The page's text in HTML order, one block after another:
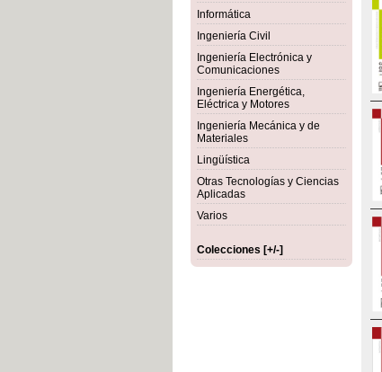
Informática
Ingeniería Civil
Ingeniería Electrónica y
Comunicaciones
Ingeniería Energética,
Eléctrica y Motores
Ingeniería Mecánica y de
Materiales
Lingüística
Otras Tecnologías y Ciencias
Aplicadas
Varios
Colecciones [+/-]